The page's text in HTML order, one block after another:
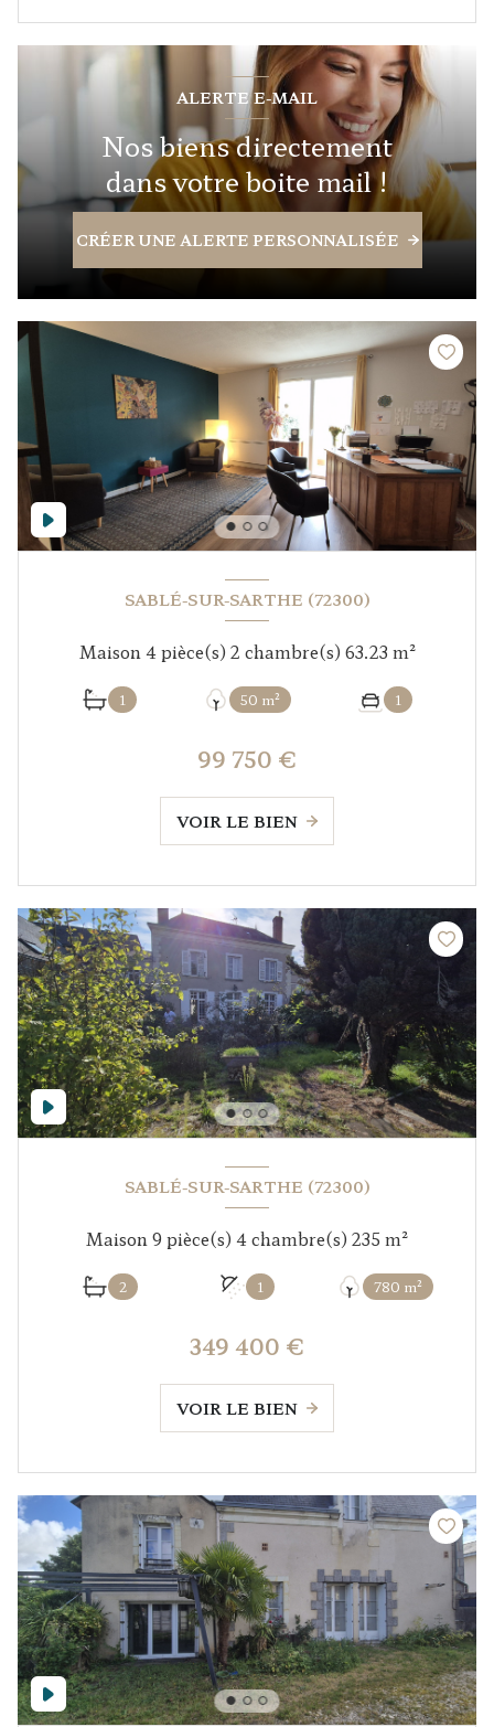
ALERTE E-MAIL
Nos biens directement
dans votre boite mail !
CRÉER UNE ALERTE PERSONNALISÉE
SABLÉ-SUR-SARTHE (72300)
Maison 4 pièce(s) 2 chambre(s) 63.23 m²
1 50 m² 1
99 750 €
VOIR LE BIEN
SABLÉ-SUR-SARTHE (72300)
Maison 9 pièce(s) 4 chambre(s) 235 m²
2 1 780 m²
349 400 €
VOIR LE BIEN